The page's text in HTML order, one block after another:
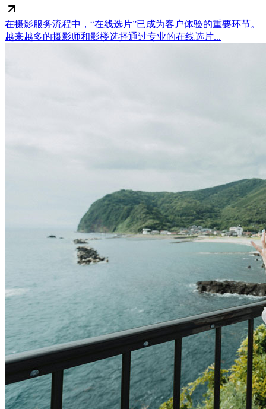
在摄影服务流程中，“在线选片”已成为客户体验的重要环节。
越来越多的摄影师和影楼选择通过专业的在线选片...